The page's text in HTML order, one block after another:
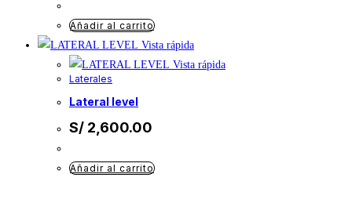
Añadir al carrito
Vista rápida
Vista rápida
Laterales
lateral level
S/ 2,600.00
Añadir al carrito